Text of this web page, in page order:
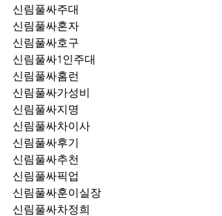
신림풀싸주대
신림풀싸혼자
신림풀싸호구
신림풀싸1인주대
신림풀싸홈런
신림풀싸가성비
신림풀싸지명
신림풀싸차이사
신림풀싸후기
신림풀싸추천
신림풀싸훈이실장
신림풀싸차정희